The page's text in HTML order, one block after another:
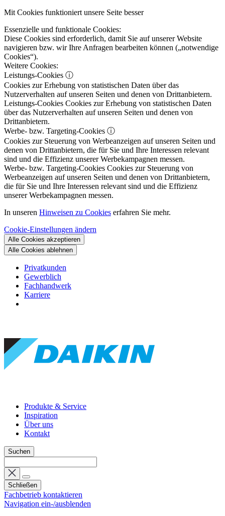
Mit Cookies funktioniert unsere Seite besser
Essenzielle und funktionale Cookies:
Diese Cookies sind erforderlich, damit Sie auf unserer Website
navigieren bzw. wir Ihre Anfragen bearbeiten können („notwendige
Cookies“).
Weitere Cookies:
Leistungs-Cookies ⓘ
Cookies zur Erhebung von statistischen Daten über das
Nutzerverhalten auf unseren Seiten und denen von Drittanbietern.
Leistungs-Cookies Cookies zur Erhebung von statistischen Daten
über das Nutzerverhalten auf unseren Seiten und denen von
Drittanbietern.
Werbe- bzw. Targeting-Cookies ⓘ
Cookies zur Steuerung von Werbeanzeigen auf unseren Seiten und
denen von Drittanbietern, die für Sie und Ihre Interessen relevant
sind und die Effizienz unserer Werbekampagnen messen.
Werbe- bzw. Targeting-Cookies Cookies zur Steuerung von
Werbeanzeigen auf unseren Seiten und denen von Drittanbietern,
die für Sie und Ihre Interessen relevant sind und die Effizienz
unserer Werbekampagnen messen.
In unseren Hinweisen zu Cookies erfahren Sie mehr.
Cookie-Einstellungen ändern
Alle Cookies akzeptieren
Alle Cookies ablehnen
Privatkunden
Gewerblich
Fachhandwerk
Karriere
Produkte & Service
Inspiration
Über uns
Kontakt
Suchen
Schließen
Fachbetrieb kontaktieren
Navigation ein-/ausblenden